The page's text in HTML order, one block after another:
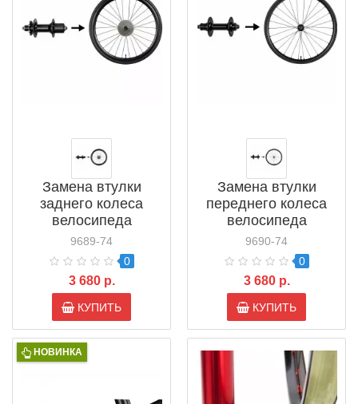
Замена втулки
заднего колеса
велосипеда
9689-74
0
3 680 р.
КУПИТЬ
Замена втулки
переднего колеса
велосипеда
9690-74
0
3 680 р.
КУПИТЬ
НОВИНКА